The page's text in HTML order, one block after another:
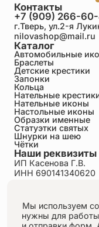
Каталог
Автомобильные
Браслеты
Детские крестики
Запонки
Кольца
Нательные
Нательные иконы
Настольные иконы
Образки именные
Статуэтки святых
Шнурки на шею
Чётки
Контакты
+7 (909) 266-
г.Тверь, ул.2-я
nilovashop@mail.ru
Наши реквизиты
ИП Касенова Г.В.
ИНН 690141340620
Пользовательское
Публичная оферта
Согласие на
Мы используем
нужны для